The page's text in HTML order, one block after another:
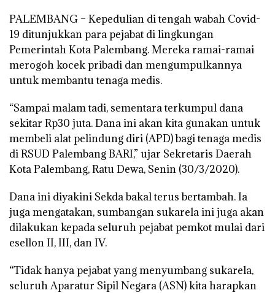
PALEMBANG – Kepedulian di tengah wabah Covid-
19 ditunjukkan para pejabat di lingkungan
Pemerintah Kota Palembang. Mereka ramai-ramai
merogoh kocek pribadi dan mengumpulkannya
untuk membantu tenaga medis.
“Sampai malam tadi, sementara terkumpul dana
sekitar Rp30 juta. Dana ini akan kita gunakan untuk
membeli alat pelindung diri (APD) bagi tenaga medis
di RSUD Palembang BARI,” ujar Sekretaris Daerah
Kota Palembang, Ratu Dewa, Senin (30/3/2020).
Dana ini diyakini Sekda bakal terus bertambah. Ia
juga mengatakan, sumbangan sukarela ini juga akan
dilakukan kepada seluruh pejabat pemkot mulai dari
esellon II, III, dan IV.
“Tidak hanya pejabat yang menyumbang sukarela,
seluruh Aparatur Sipil Negara (ASN) kita harapkan